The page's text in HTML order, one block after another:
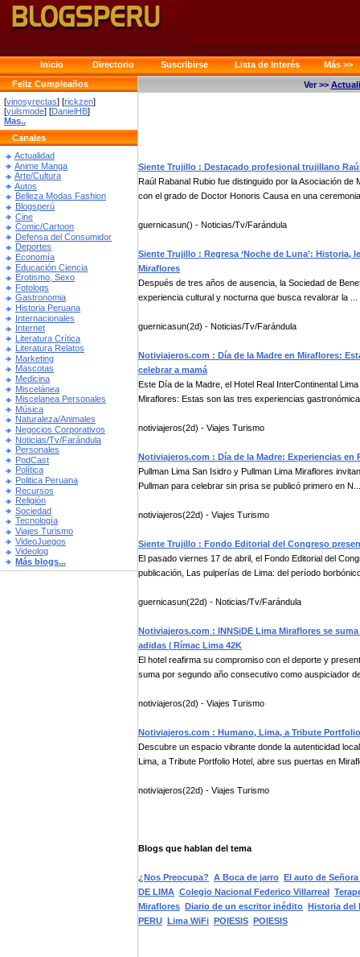
Inicio Directorio Suscribirse Lista de Interés
Más >>
Feliz Cumpleaños
[vinosyrectas] [rickzen]
[yulsmode] [DanielHB]
Mas..
Canales
Actualidad
Anime Manga
Arte/Cultura
Autos
Belleza Modas Fashion
Blogsperú
Cine
Comic/Cartoon
Defensa del Consumidor
Deportes
Economía
Educación Ciencia
Erotismo, Sexo
Fotologs
Gastronomia
Historia Peruana
Internacionales
Internet
Literatura Crítica
Literatura Relatos
Marketing
Mascotas
Medicina
Miscelánea
Miscelanea Personales
Música
Naturaleza/Animales
Negocios Corporativos
Noticias/Tv/Farándula
Personales
PodCast
Política
Politica Peruana
Recursos
Religión
Sociedad
Tecnología
Viajes Turismo
VideoJuegos
Videolog
Más blogs...
Ver >>
Siente Trujillo : Destacado profesional trujillano
Raúl Rabanal Rubio fue distinguido por la Asociación
con el grado de Doctor Honoris Causa en una
guernicasun() - Noticias/Tv/Farándula
Siente Trujillo : Regresa ‘Noche de Luna’:
Miraflores
Después de tres años de ausencia, la Sociedad de
experiencia cultural y nocturna que busca revalorar la ...
guernicasun(2d) - Noticias/Tv/Farándula
Notiviajeros.com : Día de la Madre en Miraflores:
celebrar a mamá
Este Día de la Madre, el Hotel Real InterContinental
Miraflores: Estas son las tres experiencias
notiviajeros(2d) - Viajes Turismo
Notiviajeros.com : Día de la Madre: Experiencias en
Pullman Lima San Isidro y Pullman Lima Miraflores
Pullman para celebrar sin prisa se publicó primero en N...
notiviajeros(22d) - Viajes Turismo
Siente Trujillo : Fondo Editorial del Congreso
El pasado viernes 17 de abril, el Fondo Editorial del
publicación, Las pulperías de Lima: del período
guernicasun(22d) - Noticias/Tv/Farándula
Notiviajeros.com : INNSiDE Lima Miraflores se
adidas | Rímac Lima 42K
El hotel reafirma su compromiso con el deporte y
suma por segundo año consecutivo como auspiciador
notiviajeros(2d) - Viajes Turismo
Notiviajeros.com : Humano, Lima, a Tribute
Descubre un espacio vibrante donde la autenticidad
Lima, a Tribute Portfolio Hotel, abre sus puertas en
notiviajeros(22d) - Viajes Turismo
Blogs que hablan del tema
¿Nos Preocupa? A Boca de jarro El auto de Señora
DE LIMA Colegio Nacional Federico Villarreal
Miraflores Diario de un escritor inédito Historia del
PERU Lima WiFi POIESIS POIESIS